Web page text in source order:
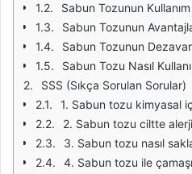
Sabun Tozunun Kullanım
Sabun Tozunun
Sabun Tozunun
Sabun Tozu Nasıl
SSS (Sıkça Sorulan Sorular)
1. Sabun tozu kimyasal
2. Sabun tozu ciltte alerjik
3. Sabun tozu nasıl
4. Sabun tozu ile çamaşır